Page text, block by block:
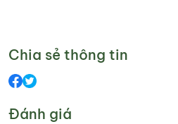
Chia sẻ thông tin
Đánh giá